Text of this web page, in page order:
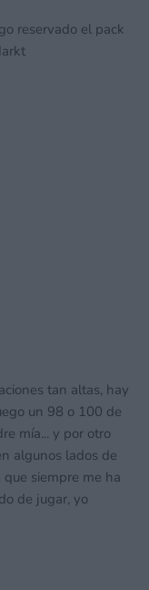
reservado el pack
tan altas, hay
un 98 o 100 de
mía... y por otro
algunos lados de
siempre me ha
de jugar, yo